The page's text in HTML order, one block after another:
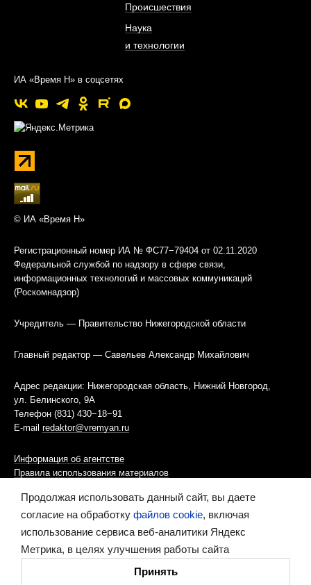
Происшествия
Наука
и технологии
ИА «Время Н» в соцсетях
© ИА «Время Н»
Регистрационный номер ИА № ФС77−79404 от 02.11.2020
Федеральной службой по надзору в сфере связи,
информационных технологий и массовых коммуникаций
(Роскомнадзор)
Учредитель — Правительство Нижегородской области
Главный редактор — Савельев Александр Михайлович
Адрес редакции: Нижегородская область, Нижний Новгород,
ул. Белинского, 9А
Телефон (831) 430−18−91
E-mail redaktor@vremyan.ru
Информация об агентстве
Правила использования материалов
Информационная политика использования «cookies»-файлов
Ресурс содержит материалы 16+
Продолжая использовать данный сайт, вы даете
согласие на обработку файлов cookie, включая
использование сервиса веб-аналитики Яндекс
Метрика, в целях улучшения работы сайта
Принять